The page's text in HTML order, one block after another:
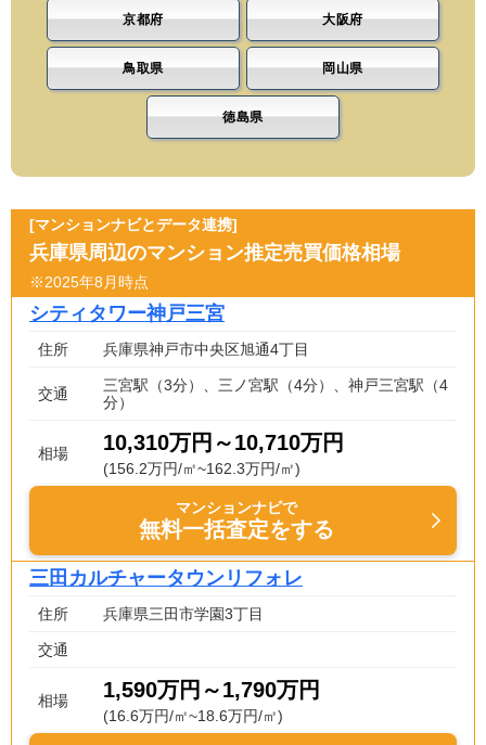
京都府 大阪府
鳥取県 岡山県
徳島県
[マンションナビとデータ連携]
兵庫県周辺のマンション推定売買価格相場
※2025年8月時点
シティタワー神戸三宮
住所 兵庫県神戸市中央区旭通4丁目
交通
三宮駅（3分）、三ノ宮駅（4分）、神戸三宮駅（4
分）
相場 10,310万円～10,710万円
(156.2万円/㎡~162.3万円/㎡)
マンションナビで
無料一括査定をする
三田カルチャータウンリフォレ
住所 兵庫県三田市学園3丁目
交通
相場 1,590万円～1,790万円
(16.6万円/㎡~18.6万円/㎡)